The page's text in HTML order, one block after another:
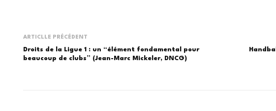
ARTICLLE PRÉCÉDENT
Droits de la Ligue 1 : un “élément fondamental pour
beaucoup de clubs” (Jean-Marc Mickeler, DNCG)